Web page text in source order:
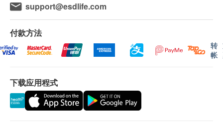
BTU(高效能)：只適用於
芯，則加入BioTect「納米抗菌技術」，以改良產
品性能及功效，令其結構更有秩序，孔徑變得更細
小，從而大大提升濾芯的抗菌功能
送货服务仅限于香港地区 (不包括离岛、边境禁
区、没有升降机设备之收货地点)。
送货费用：
Q: 什麼導致水變硬？
A: 硬度是由水中的碳酸鈣或金屬鹽引起的。喝硬水是
完全安全的，但硬水所含的碳酸鈣較少，所以不會像
軟水般讓肥皂那樣自由地起泡。
Q: 當我使用道爾頓濾水器時，為什麼總溶解固體會增
加？
A: 使用 Doulton 濾水器，水中的健康礦物質含量會增
support@esdlife.com
付款方法
转
帐
下载应用程式